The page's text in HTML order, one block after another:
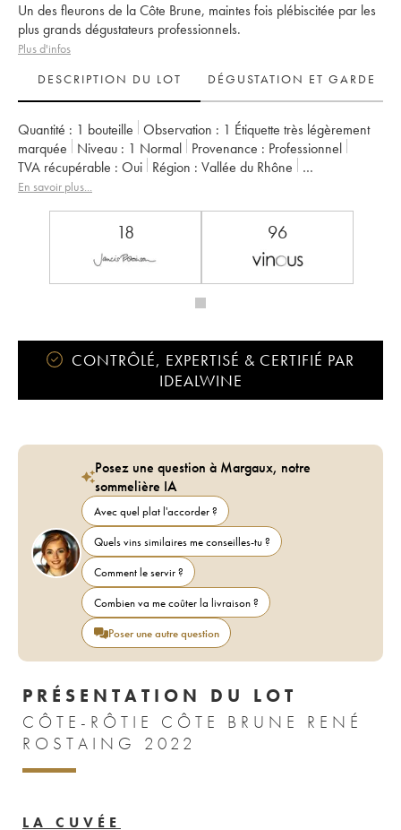
Un des fleurons de la Côte Brune, maintes fois plébiscitée par les
plus grands dégustateurs professionnels.
Plus d'infos
DESCRIPTION DU LOT
DÉGUSTATION ET GARDE
Quantité : 1 bouteille Observation : 1 Étiquette très légèrement
marquée
Niveau : 1 Normal Provenance :
professionnel
TVA récupérable :
oui Région :
Vallée du Rhône
Appellation :
En savoir plus...
18 96
CONTRÔLÉ, EXPERTISÉ & CERTIFIÉ PAR
IDEALWINE
Posez une question à Margaux, notre
sommelière IA
Avec quel plat l'accorder ?
Quels vins similaires me conseilles-tu ?
Comment le servir ?
Combien va me coûter la livraison ?
Poser une autre question
PRÉSENTATION DU LOT
CÔTE-RÔTIE CÔTE BRUNE RENÉ
ROSTAING 2022
LA CUVÉE